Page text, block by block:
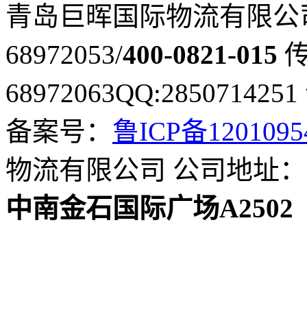
青岛巨晖国际物流有限公
68972053/400-0821-015
68972063QQ:2850714251
备案号： 鲁ICP备
物流有限公司 公司地址：
中南金石国际广场A2502